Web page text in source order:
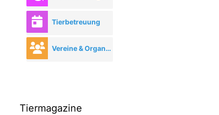
Tierbetreuung
Vereine & Organisationen
Tiermagazine